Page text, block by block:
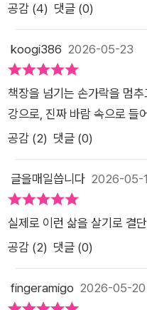
가 구멍 안에 손전등을 비춰
내고 오랜 시간 관찰하며 스
리히다운 접근법이다. 그가
아니다. 『모든 이야기는 숲에
시야로 세상을 바라보게 하
구덩이를 파다 오랜만에 딱정
레가 달팽이를, 달팽이가 풀
수하며 이어지는 생명의 순
어 먹히고 쓰러진 뒤 오히려
로 자라나는 모파네를 보곤
성장하기 위해 고군분투한다
상 곳곳에서 자연 속 모든 구
우정 모든 생명이 더불어 살아가
는 숲속 생명을 인간과 비인
공감 (4) 댓글 (0)
koogi386 2026-05-23
책장을 넘기는 손가락을 멈
강으로, 진짜 바람 속으로 들
공감 (2) 댓글 (0)
글을매일씁니다 2026-05-
실제로 이런 삶을 살기로 결
공감 (2) 댓글 (0)
fingeramigo 2026-05-20